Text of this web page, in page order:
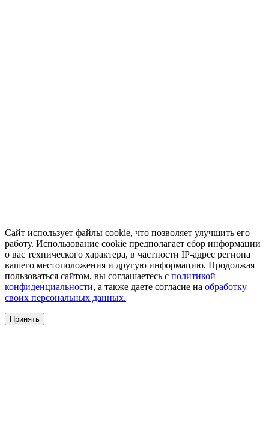
Сайт использует файлы cookie, что позволяет улучшить его
работу. Использование cookie предполагает сбор информации
о вас технического характера, в частности IP-адрес региона
вашего местоположения и другую информацию. Продолжая
пользоваться сайтом, вы соглашаетесь с политикой
конфиденциальности, а также даете согласие на обработку
своих персональных данных.
Принять